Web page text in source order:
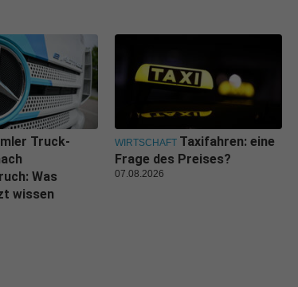
Truck-
Was
wissen
WIRTSCHAFT Taxifahren: eine
Frage des Preises?
07.08.2026